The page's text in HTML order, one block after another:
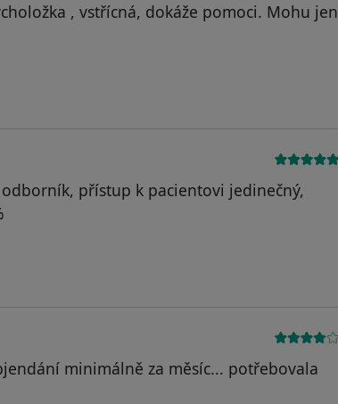
, vstřícná, dokáže pomoci. Mohu jen
Váš účet byl odstraněn
přístup k pacientovi jedinečný,
Pacient
minimálně za měsíc... potřebovala